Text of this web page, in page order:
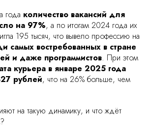
года количество вакансий для
на 97%, а по итогам 2024 года их
195 тысяч, что вывело профессию на
самых востребованных в стране
и даже программистов. При этом
курьера в январе 2025 года
рублей, что на 26% больше, чем
на такую динамику, и что ждёт